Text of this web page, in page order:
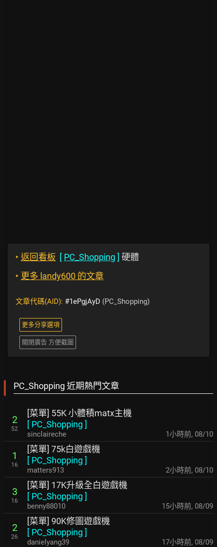
‣ 返回看板 [ PC_Shopping ] 硬體
‣ 更多 landy600 的文章
文章代碼(AID): #1ePgjAyD (PC_Shopping)
更多分享選項
關閉廣告 方便截圖
PC_Shopping 近期熱門文章
2
52
[菜單] 55K 小體積matx主機
[ PC_Shopping ]
sinclaireche 1小時前, 08/10
1
16
[菜單] 75k白遊戲機
[ PC_Shopping ]
matters913 2小時前, 08/10
3
16
[菜單] 17K升級全白遊戲機
[ PC_Shopping ]
benny88010 15小時前, 08/09
2
26
[菜單] 90K修圖遊戲機
[ PC_Shopping ]
danielyang39 17小時前, 08/09